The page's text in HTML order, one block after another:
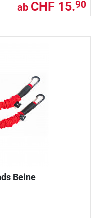
ab CHF 15.90
Beine